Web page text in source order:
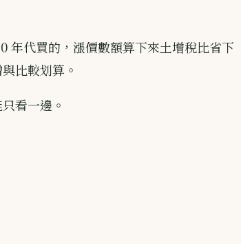
年代買的，漲價數額算下來土增稅比省下
比較划算。
看一邊。